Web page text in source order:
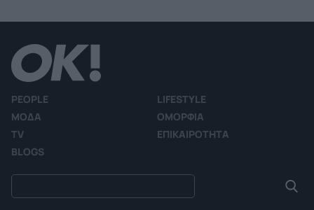
PEOPLE
LIFESTYLE
ΜΟΔΑ
ΟΜΟΡΦΙΑ
TV
ΕΠΙΚΑΙΡΟΤΗΤΑ
BLOGS